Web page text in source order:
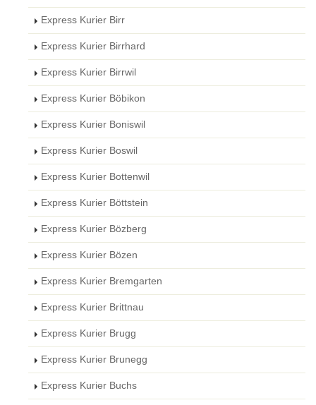
Express Kurier Birr
Express Kurier Birrhard
Express Kurier Birrwil
Express Kurier Böbikon
Express Kurier Boniswil
Express Kurier Boswil
Express Kurier Bottenwil
Express Kurier Böttstein
Express Kurier Bözberg
Express Kurier Bözen
Express Kurier Bremgarten
Express Kurier Brittnau
Express Kurier Brugg
Express Kurier Brunegg
Express Kurier Buchs